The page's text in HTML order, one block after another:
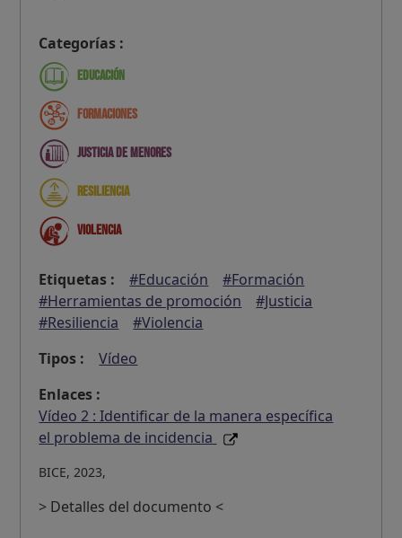
Categorías :
Educación
Formaciones
Justicia de menores
Resiliencia
Violencia
Etiquetas : #Educación
#Formación
#Herramientas de promoción
#Justicia
#Resiliencia
#Violencia
Tipos :
Vídeo
Enlaces :
Vídeo 2 : Identificar de la manera específica
el problema de incidencia
BICE, 2023,
> Detalles del documento <